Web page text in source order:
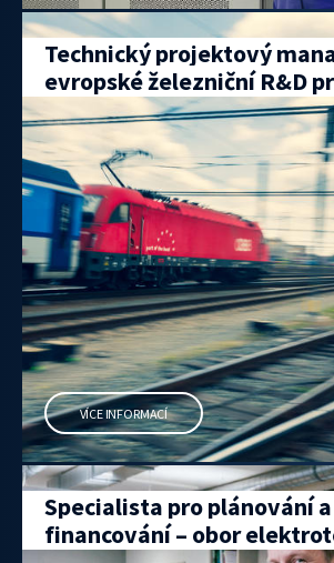
Technický projektový
evropské železniční R&D
VÍCE INFORMACÍ
Specialista pro plánování a
financování – obor